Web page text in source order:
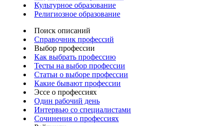
Культурное образование
Религиозное образование
Поиск описаний
Справочник профессий
Выбор профессии
Как выбрать профессию
Тесты на выбор профессии
Статьи о выборе профессии
Какие бывают профессии
Эссе о профессиях
Один рабочий день
Интервью со специалистами
Сочинения о профессиях